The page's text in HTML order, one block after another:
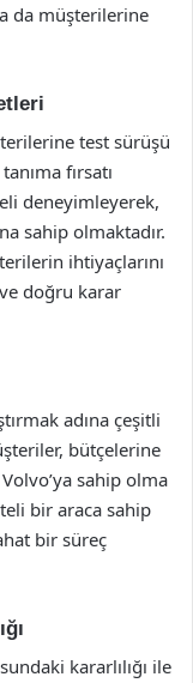
da müşterilerine
test sürüşü
fırsatı
deneyimleyerek,
sahip olmaktadır.
ihtiyaçlarını
doğru karar
adına çeşitli
bütçelerine
sahip olma
bir araca sahip
bir süreç
kararlılığı ile